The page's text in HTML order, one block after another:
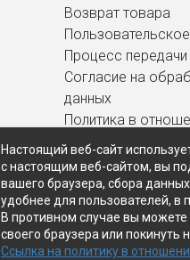
Возврат товара
Процесс
Согласие на
данных
Политика в
персональных
Настоящий веб-сайт
с настоящим веб-сайтом, вы
вашего браузера, сбора
удобнее для пользователей, в
В противном случае вы
своего браузера или покинуть
Ссылка на политику в